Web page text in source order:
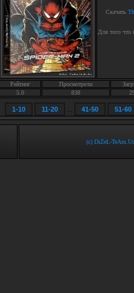
Скачать
Для того что
Рейтинг Просмотрели
5.0
838
1-10 11-20 41-50 51-60
(c) DiZeL-